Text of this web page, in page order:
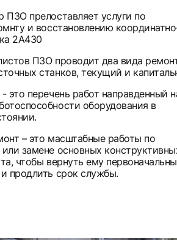
ПЗО прелоставляет услуги по
и восстановлению
2А430
ПЗО проводит два вида
станков, текущий и
это перечень работ направденный
оборудования в
– это масштабные работы по
замене основных
чтобы вернуть ему
продлить срок службы.